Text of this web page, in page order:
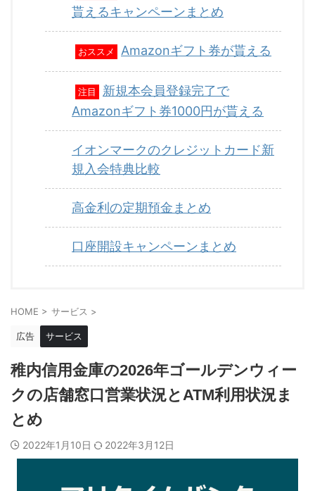
貰えるキャンペーンまとめ
おススメ Amazonギフト券が貰える
注目
新規本会員登録完了で
Amazonギフト券1000円が貰える
イオンマークのクレジットカード新
規入会特典比較
高金利の定期預金まとめ
口座開設キャンペーンまとめ
HOME > サービス >
広告 サービス
稚内信用金庫の2026年ゴールデンウィー
クの店舗窓口営業状況とATM利用状況ま
とめ
2022年1月10日 2022年3月12日